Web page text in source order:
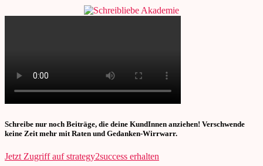
Schreibe nur noch Beiträge, die deine KundInnen anziehen! Verschwende
keine Zeit mehr mit Raten und Gedanken-Wirrwarr.
Jetzt Zugriff auf strategy2success erhalten